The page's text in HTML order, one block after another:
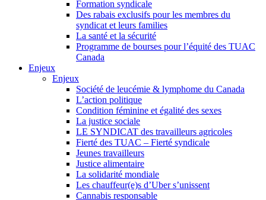
Formation syndicale
Des rabais exclusifs pour les membres du
syndicat et leurs families
La santé et la sécurité
Programme de bourses pour l’équité des TUAC
Canada
Enjeux
Enjeux
Société de leucémie & lymphome du Canada
L’action politique
Condition féminine et égalité des sexes
La justice sociale
LE SYNDICAT des travailleurs agricoles
Fierté des TUAC – Fierté syndicale
Jeunes travailleurs
Justice alimentaire
La solidarité mondiale
Les chauffeur(e)s d’Uber s’unissent
Cannabis responsable